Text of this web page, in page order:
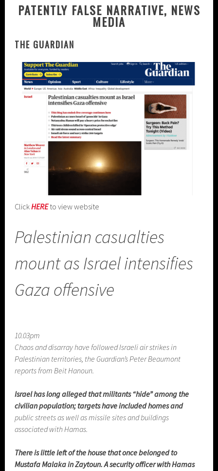
PATENTLY FALSE NARRATIVE, NEWS
MEDIA
THE GUARDIAN
ClickHEREto view website
Palestinian casualties
mount as Israel intensifies
Gaza offensive
10.03pm
Chaos and disarray have followed Israeli air strikes in
Palestinian territories, the Guardian’s Peter Beaumont
reports from Beit Hanoun.
Israel has long alleged that militants “hide” among the
civilian population; targets have included homes and
public streets as well as missile sites and buildings
associated with Hamas.
There is little left of the house that once belonged to
Mustafa Malaka in Zaytoun. A security officer with Hamas